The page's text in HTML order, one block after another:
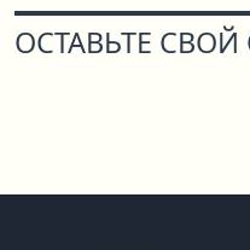
ОСТАВЬТЕ